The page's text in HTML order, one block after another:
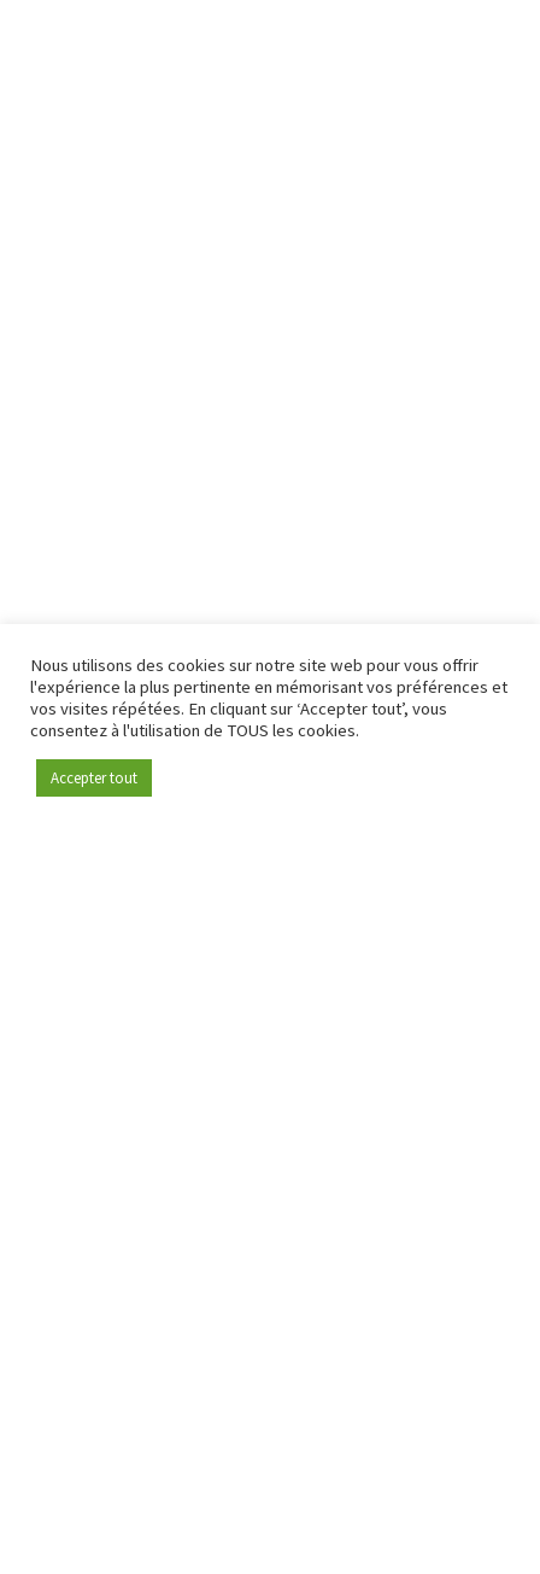
Devenez membre
Nous utilisons des cookies sur notre site web pour vous offrir
l'expérience la plus pertinente en mémorisant vos préférences et
vos visites répétées. En cliquant sur ‘Accepter tout’, vous
consentez à l'utilisation de TOUS les cookies.
Accepter tout